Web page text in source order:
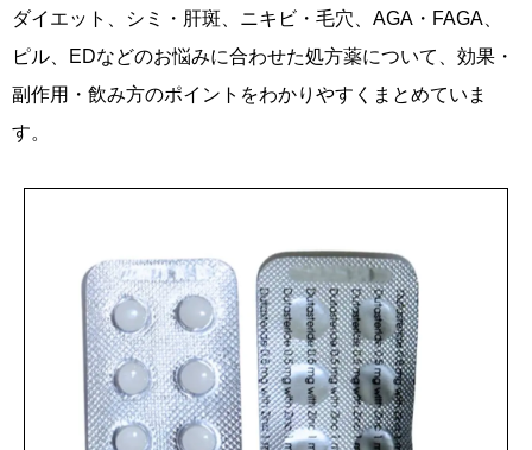
ダイエット、シミ・肝斑、ニキビ・毛穴、AGA・FAGA、
ピル、EDなどのお悩みに合わせた処方薬について、効果・
副作用・飲み方のポイントをわかりやすくまとめていま
す。